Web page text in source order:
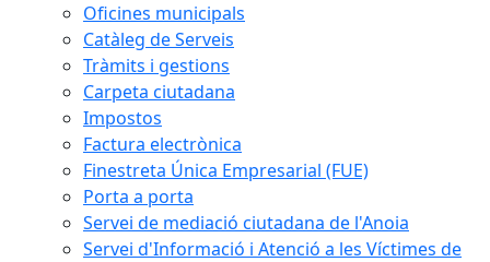
Oficines municipals
Catàleg de Serveis
Tràmits i gestions
Carpeta ciutadana
Impostos
Factura electrònica
Finestreta Única Empresarial (FUE)
Porta a porta
Servei de mediació ciutadana de l'Anoia
Servei d'Informació i Atenció a les Víctimes de